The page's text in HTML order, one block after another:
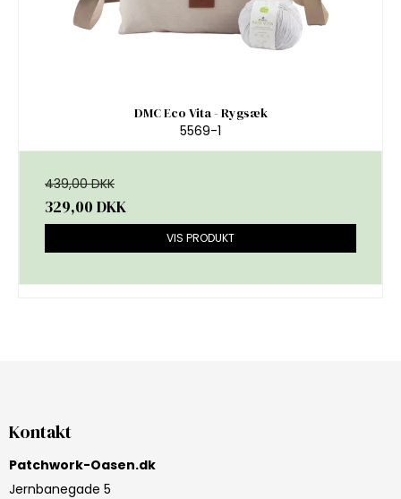
DMC Eco Vita - Rygsæk
5569-1
439,00 DKK
329,00 DKK
VIS PRODUKT
Kontakt
Patchwork-Oasen.dk
Jernbanegade 5